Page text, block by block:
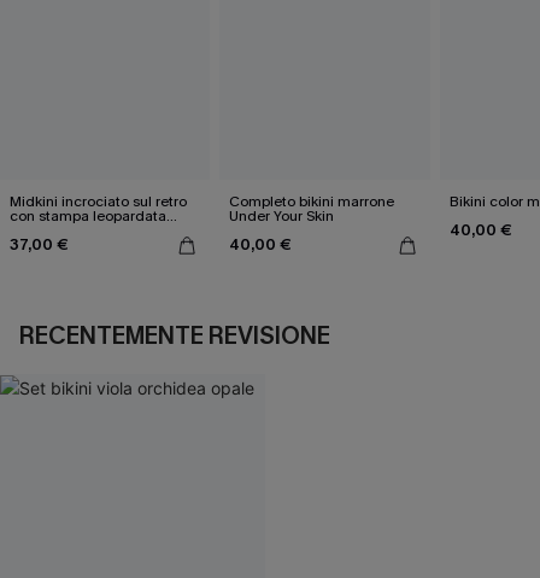
Midkini incrociato sul retro
con stampa leopardata
37,00 €
Completo bikini marrone
Under Your Skin
40,00 €
Bikini color
40,00 €
RECENTEMENTE REVISIONE